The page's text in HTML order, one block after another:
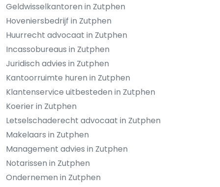
Geldwisselkantoren in Zutphen
Hoveniersbedrijf in Zutphen
Huurrecht advocaat in Zutphen
Incassobureaus in Zutphen
Juridisch advies in Zutphen
Kantoorruimte huren in Zutphen
Klantenservice uitbesteden in Zutphen
Koerier in Zutphen
Letselschaderecht advocaat in Zutphen
Makelaars in Zutphen
Management advies in Zutphen
Notarissen in Zutphen
Ondernemen in Zutphen